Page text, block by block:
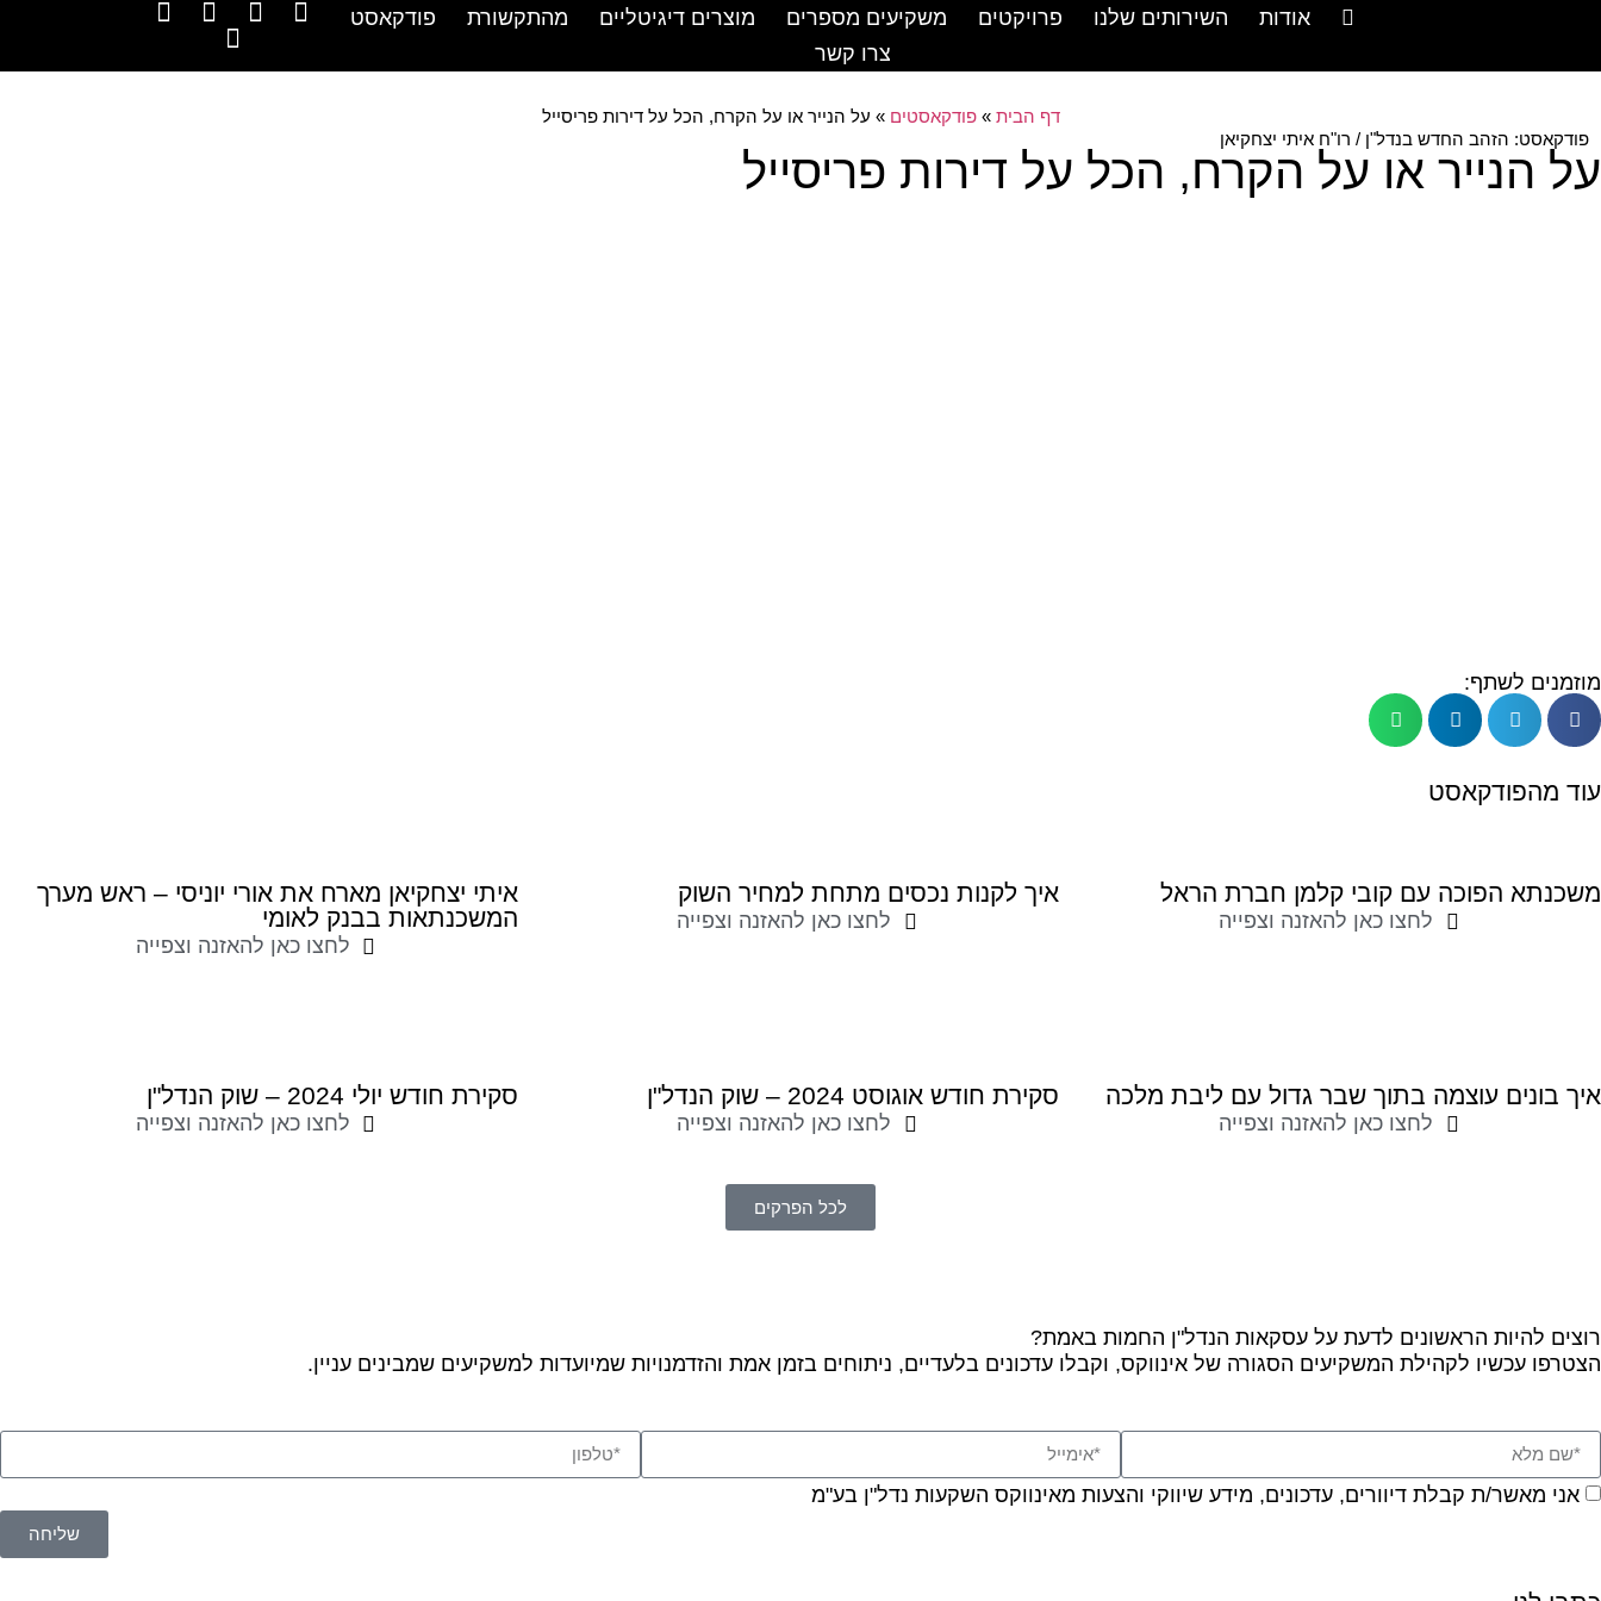
אודות השירותים שלנו פרויקטים משקיעים מספרים מוצרים דיגיטליים מהתקשורת
פודקאסט
צרו קשר
דף הבית »פודקאסטים » על הנייר או על הקרח, הכל על דירות פריסייל
פודקאסט: הזהב החדש בנדל"ן / רו"ח איתי יצחקיאן
על הנייר או על הקרח, הכל על דירות פריסייל
מוזמנים לשתף:
עוד מהפודקאסט
משכנתא הפוכה עם קובי קלמן חברת הראל
לחצו כאן להאזנה וצפייה
איך לקנות נכסים מתחת למחיר השוק
לחצו כאן להאזנה וצפייה
איתי יצחקיאן מארח את אורי יוניסי – ראש מערך
המשכנתאות בבנק לאומי
לחצו כאן להאזנה וצפייה
איך בונים עוצמה בתוך שבר גדול עם ליבת מלכה
לחצו כאן להאזנה וצפייה
סקירת חודש אוגוסט 2024 – שוק הנדל"ן
לחצו כאן להאזנה וצפייה
סקירת חודש יולי 2024 – שוק הנדל"ן
לחצו כאן להאזנה וצפייה
לכל הפרקים
רוצים להיות הראשונים לדעת על עסקאות הנדל"ן החמות באמת?
הצטרפו עכשיו לקהילת המשקיעים הסגורה של אינווקס, וקבלו עדכונים בלעדיים, ניתוחים בזמן אמת והזדמנויות שמיועדות למשקיעים שמבינים עניין.
אני מאשר/ת קבלת דיוורים, עדכונים, מידע שיווקי והצעות מאינווקס השקעות נדל"ן בע"מ
שליחה